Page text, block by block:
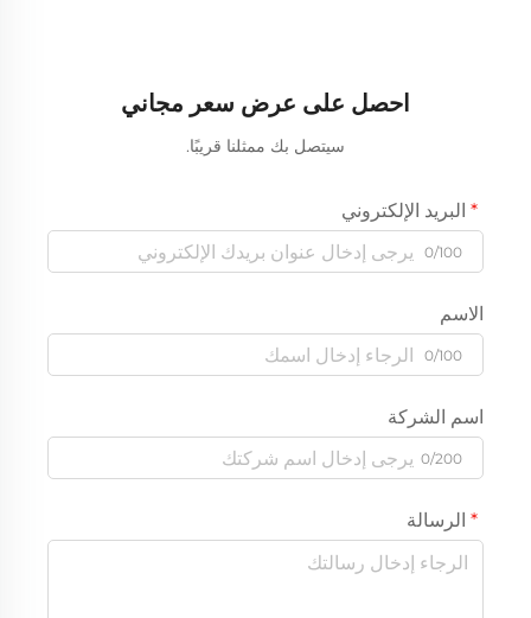
احصل على عرض سعر مجاني
سيتصل بك ممثلنا قريبًا.
البريد الإلكتروني
0/100
الاسم
0/100
اسم الشركة
0/200
الرسالة